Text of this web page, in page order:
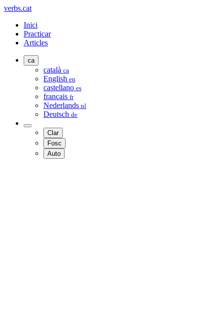
verbs.cat
Inici
Practicar
Articles
ca
català ca
English en
castellano es
français fr
Nederlands nl
Deutsch de
Clar
Fosc
Auto